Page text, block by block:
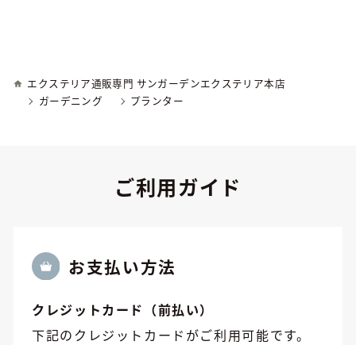
エクステリア通販専門 サンガーデンエクステリア本店
ガーデニング
プランター
ご利用ガイド
お⽀払い方法
クレジットカード（前払い）
下記のクレジットカードがご利用可能です。